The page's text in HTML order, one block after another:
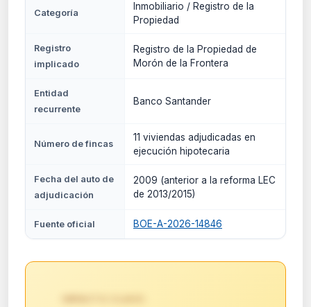
Categoría
Inmobiliario / Registro de la
Propiedad
Registro
implicado
Registro de la Propiedad de
Morón de la Frontera
Entidad
recurrente
Banco Santander
Número de fincas
11 viviendas adjudicadas en
ejecución hipotecaria
Fecha del auto de
adjudicación
2009 (anterior a la reforma LEC
de 2013/2015)
Fuente oficial BOE-A-2026-14846